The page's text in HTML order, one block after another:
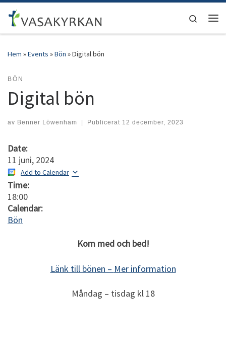
Hoppa till innehåll
Search
Hem »Events »Bön »Digital bön
BÖN
Digital bön
av Benner Löwenham | Publicerat 12 december, 2023
Date:
11 juni, 2024
Add to Calendar
Time:
18:00
Calendar:
Bön
Kom med och bed!
Länk till bönen – Mer information
Måndag – tisdag kl 18